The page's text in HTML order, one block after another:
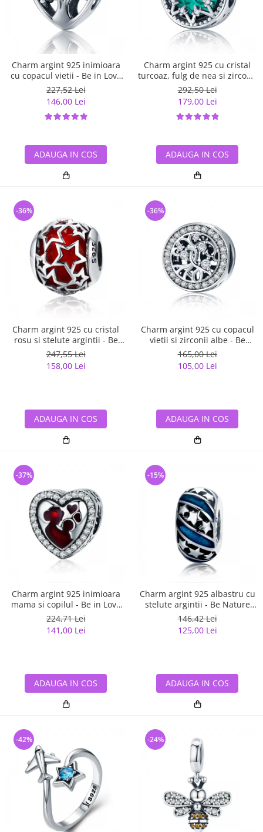
Charm argint 925 inimioara
cu copacul vietii - Be in Love
PST0105
227,52 Lei
146,00 Lei
ADAUGA IN COS
Charm argint 925 cu cristal
turcoaz, fulg de nea si zirconii
albe - Be Nature PST0110
292,50 Lei
179,00 Lei
ADAUGA IN COS
Charm argint 925 cu cristal
rosu si stelute argintii - Be
Nature PST0115
247,55 Lei
158,00 Lei
-36%
ADAUGA IN COS
Charm argint 925 cu copacul
vietii si zirconii albe - Be
Nature PST0120
165,00 Lei
105,00 Lei
-36%
ADAUGA IN COS
Charm argint 925 inimioara
mama si copilul - Be in Love
PST0122
224,71 Lei
141,00 Lei
-37%
ADAUGA IN COS
Charm argint 925 albastru cu
stelute argintii - Be Nature
PST0123
146,42 Lei
125,00 Lei
-15%
ADAUGA IN COS
-42% -24%